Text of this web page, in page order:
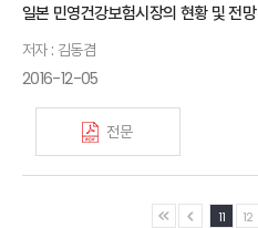
일본 민영건강보험시장의 현황 및 전망
저자 : 김동겸
2016-12-05
전문
11 12